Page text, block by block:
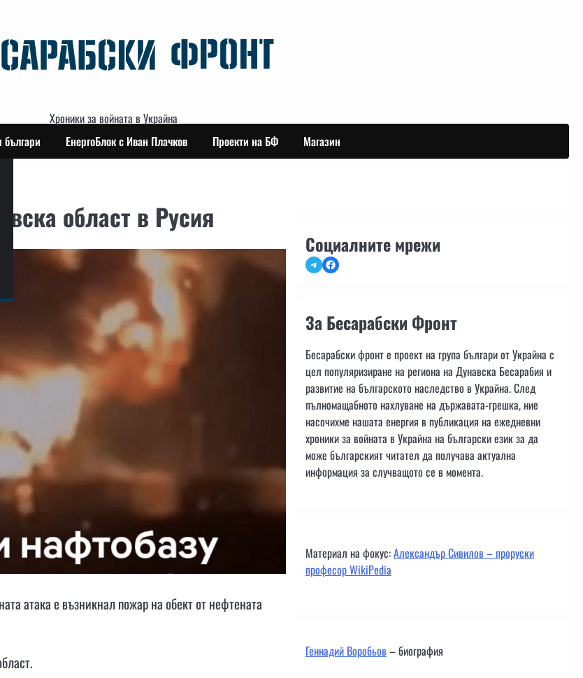
Хроники за войната в Украйна
българи ЕнергоБлок с Иван Плачков Проекти на БФ Магазин
област в Русия
атака е възникнал пожар на обект от нефтената
Социалните мрежи
TelegramFacebook
За Бесарабски Фронт
Бесарабски фронт е проект на група българи от Украйна с
цел популяризиране на региона на Дунавска Бесарабия и
развитие на българското наследство в Украйна. След
пълномащабното нахлуване на държавата-грешка, ние
насочихме нашата енергия в публикация на ежедневни
хроники за войната в Украйна на български език за да
може българският читател да получава актуална
информация за случващото се в момента.
Материал на фокус:Александър Сивилов – проруски
професор WikiPedia
Геннадий Воробьов– биография